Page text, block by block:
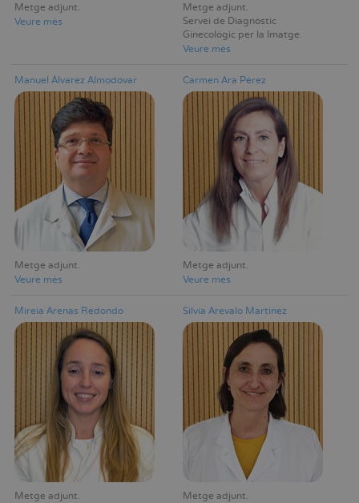
Metge adjunt
Veure mès
Metge adjunt
Servei de Diagnòstic
Ginecològic per la Imatge
Veure mès
Manuel Álvarez Almodóvar
Metge adjunt
Veure mès
Carmen Ara Pérez
Metge adjunt
Veure mès
Mireia Arenas Redondo
Metge adjunt
Silvia Arevalo Martinez
Metge adjunt